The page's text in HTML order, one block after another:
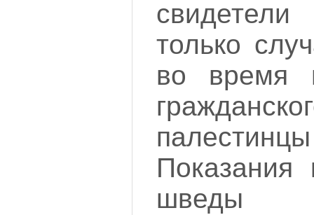
только
во время
Показания
шведы